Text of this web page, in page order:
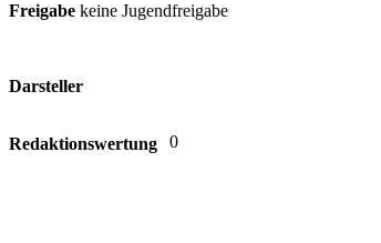
Freigabe keine Jugendfreigabe
Darsteller
Redaktionswertung 0